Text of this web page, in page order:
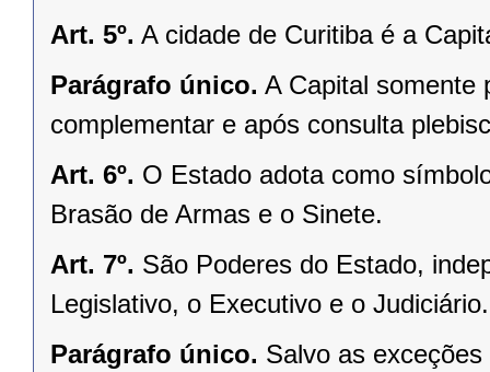
Art. 5º. A cidade de Curitiba é a
Parágrafo único. A Capital somente
complementar e após consulta
Art. 6º. O Estado adota como
Brasão de Armas e o Sinete.
Art. 7º. São Poderes do Estado,
Legislativo, o Executivo e o Judiciário.
Parágrafo único. Salvo as